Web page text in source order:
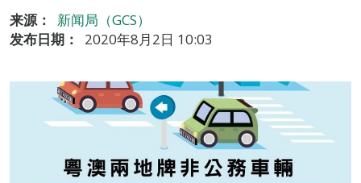
来源：
新闻局（GCS）
发布日期：
2020年8月2日 10:03